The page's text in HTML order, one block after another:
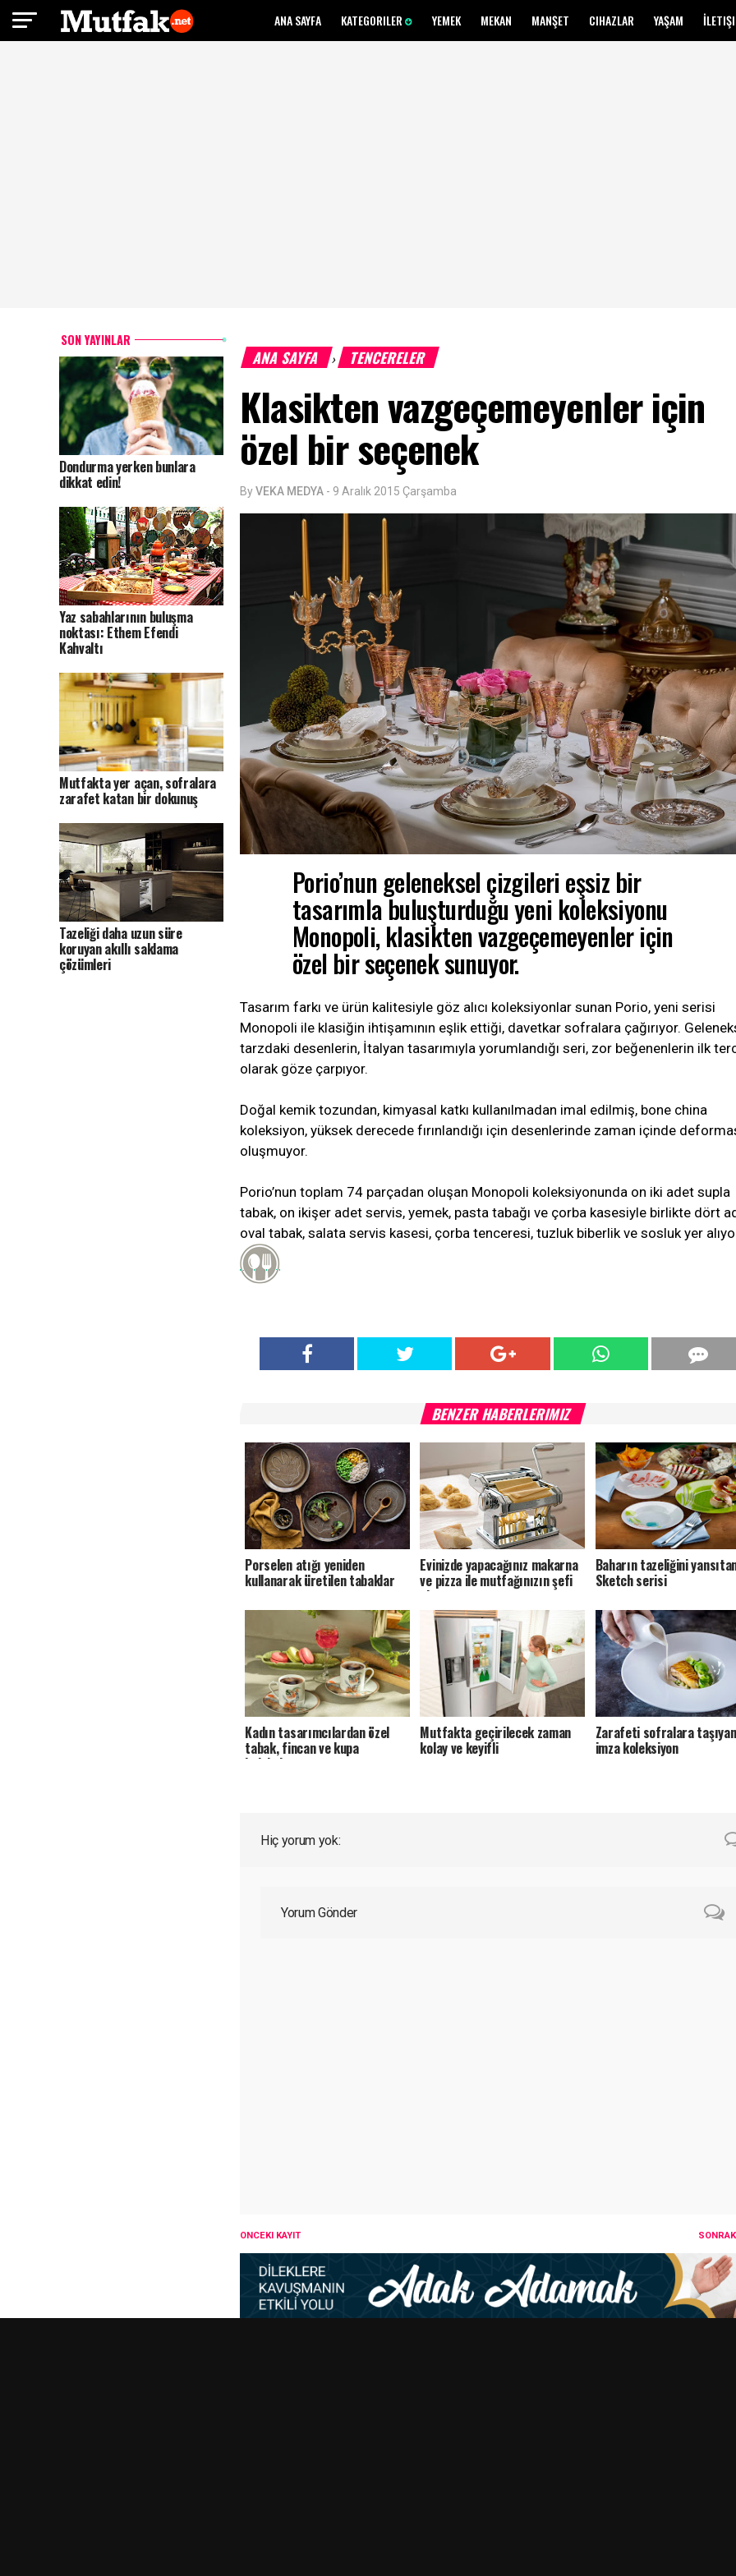
ANA SAYFA KATEGORILER YEMEK MEKAN MANŞET CIHAZLAR YAŞAM
SON YAYINLAR
Dondurma yerken bunlara
dikkat edin!
Yaz sabahlarının buluşma
noktası: Ethem Efendi
Kahvaltı
Mutfakta yer açan, sofralara
zarafet katan bir dokunuş
Tazeliği daha uzun süre
koruyan akıllı saklama
çözümleri
ANA SAYFA › TENCERELER
Klasikten vazgeçemeyenler için
özel bir seçenek
ByVEKA MEDYA - 9 Aralık 2015 Çarşamba
Porio’nun geleneksel çizgileri eşsiz bir
tasarımla buluşturduğu yeni koleksiyonu
Monopoli, klasikten vazgeçemeyenler için
özel bir seçenek sunuyor.
Tasarım farkı ve ürün kalitesiyle göz alıcı koleksiyonlar sunan Porio, yeni serisi
Monopoli ile klasiğin ihtişamının eşlik ettiği, davetkar sofralara çağırıyor.
tarzdaki desenlerin, İtalyan tasarımıyla yorumlandığı seri, zor beğenenlerin ilk
olarak göze çarpıyor.
Doğal kemik tozundan, kimyasal katkı kullanılmadan imal edilmiş, bone china
koleksiyon, yüksek derecede fırınlandığı için desenlerinde zaman içinde
oluşmuyor.
Porio’nun toplam 74 parçadan oluşan Monopoli koleksiyonunda on iki adet supla
tabak, on ikişer adet servis, yemek, pasta tabağı ve çorba kasesiyle birlikte dört
oval tabak, salata servis kasesi, çorba tenceresi, tuzluk biberlik ve sosluk yer
BENZER HABERLERIMIZ
Porselen atığı yeniden
kullanarak üretilen tabaklar
Evinizde yapacağınız makarna
ve pizza ile mutfağınızın şefi
olun
Baharın tazeliğini
Sketch serisi
Kadın tasarımcılardan özel
tabak, fincan ve kupa
koleksiyonu
Mutfakta geçirilecek zaman
kolay ve keyifli
Zarafeti sofralara taşıyan
imza koleksiyon
Hiç yorum yok:
Yorum Gönder
ÖNCEKI KAYIT